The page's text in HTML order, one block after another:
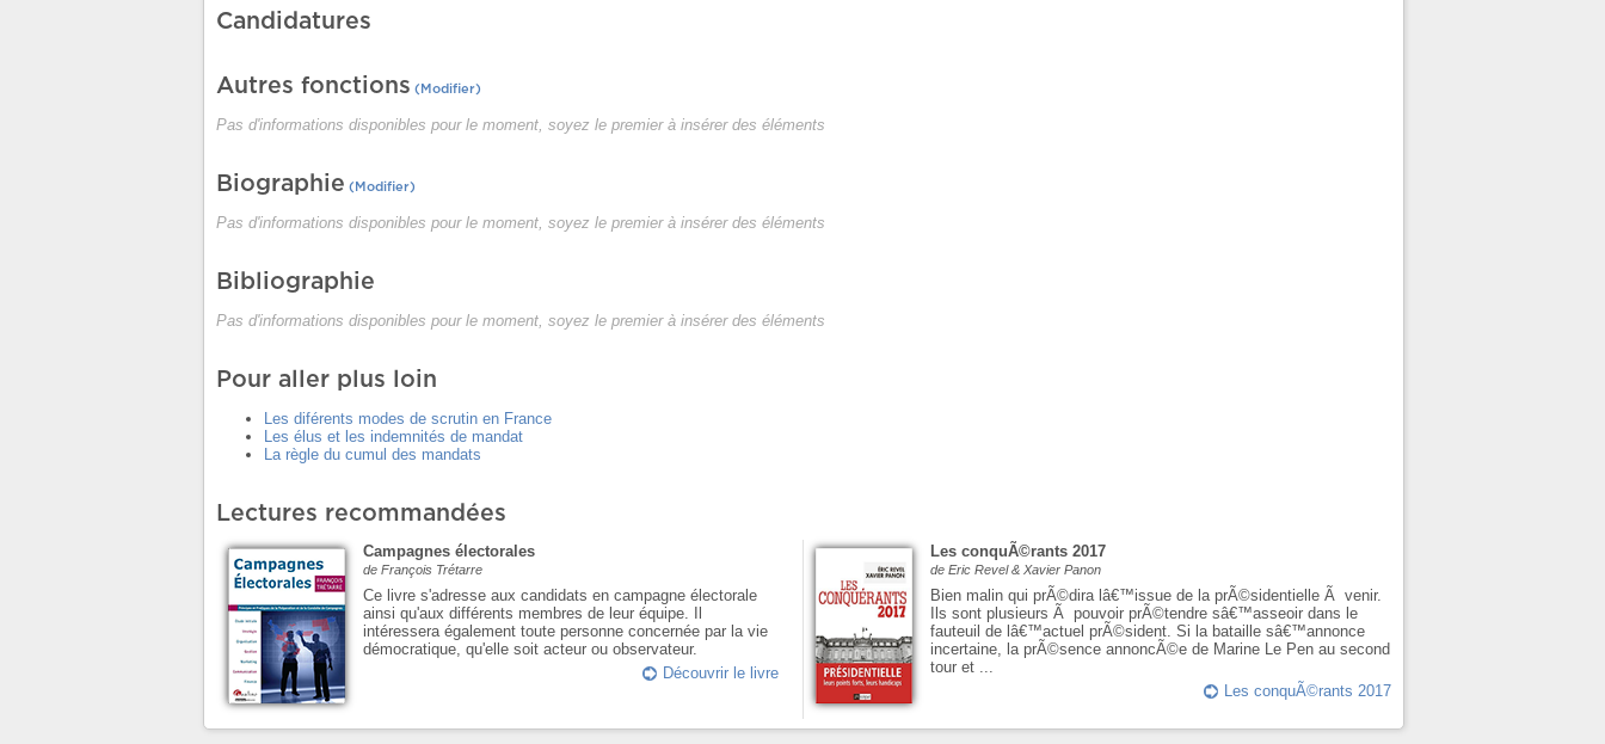
Candidatures
Autres fonctions (Modifier)
Pas d'informations disponibles pour le moment, soyez le premier à insérer des éléments
Biographie (Modifier)
Pas d'informations disponibles pour le moment, soyez le premier à insérer des éléments
Bibliographie
Pas d'informations disponibles pour le moment, soyez le premier à insérer des éléments
Pour aller plus loin
Les diférents modes de scrutin en France
Les élus et les indemnités de mandat
La règle du cumul des mandats
Lectures recommandées
Campagnes électorales
de François Trétarre
Ce livre s'adresse aux candidats en campagne électorale
ainsi qu'aux différents membres de leur équipe. Il
intéressera également toute personne concernée par la vie
démocratique, qu'elle soit acteur ou observateur.
Découvrir le livre
Les conquÃ©rants 2017
de Eric Revel & Xavier Panon
Bien malin qui prÃ©dira lâ€™issue de la prÃ©sidentielle Ã venir.
Ils sont plusieurs Ã pouvoir prÃ©tendre sâ€™asseoir dans le
fauteuil de lâ€™actuel prÃ©sident. Si la bataille sâ€™annonce
incertaine, la prÃ©sence annoncÃ©e de Marine Le Pen au second
tour et ...
Les conquÃ©rants 2017